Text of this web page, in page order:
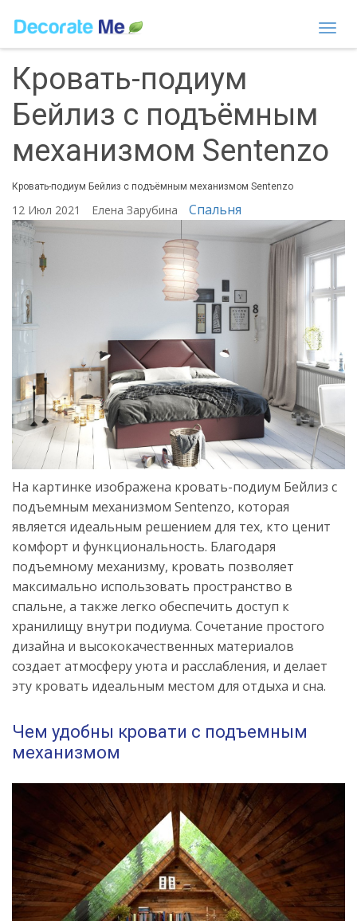
Кровать-подиум
Бейлиз с подъёмным
механизмом Sentenzo
Кровать-подиум Бейлиз с подъёмным механизмом Sentenzo
12 Июл 2021 Елена Зарубина Спальня
На картинке изображена кровать-подиум Бейлиз с
подъемным механизмом Sentenzo, которая
является идеальным решением для тех, кто ценит
комфорт и функциональность. Благодаря
подъемному механизму, кровать позволяет
максимально использовать пространство в
спальне, а также легко обеспечить доступ к
хранилищу внутри подиума. Сочетание простого
дизайна и высококачественных материалов
создает атмосферу уюта и расслабления, и делает
эту кровать идеальным местом для отдыха и сна.
Чем удобны кровати с подъемным
механизмом